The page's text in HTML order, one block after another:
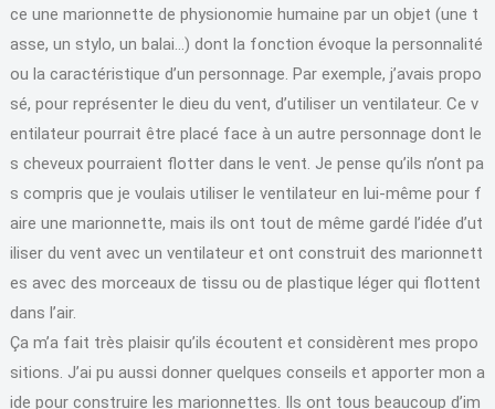
ce une marionnette de physionomie humaine par un objet (une t
asse, un stylo, un balai…) dont la fonction évoque la personnalité
ou la caractéristique d’un personnage. Par exemple, j’avais propo
sé, pour représenter le dieu du vent, d’utiliser un ventilateur. Ce v
entilateur pourrait être placé face à un autre personnage dont le
s cheveux pourraient flotter dans le vent. Je pense qu’ils n’ont pa
s compris que je voulais utiliser le ventilateur en lui-même pour f
aire une marionnette, mais ils ont tout de même gardé l’idée d’ut
iliser du vent avec un ventilateur et ont construit des marionnett
es avec des morceaux de tissu ou de plastique léger qui flottent
dans l’air.
Ça m’a fait très plaisir qu’ils écoutent et considèrent mes propo
sitions. J’ai pu aussi donner quelques conseils et apporter mon a
ide pour construire les marionnettes. Ils ont tous beaucoup d’im